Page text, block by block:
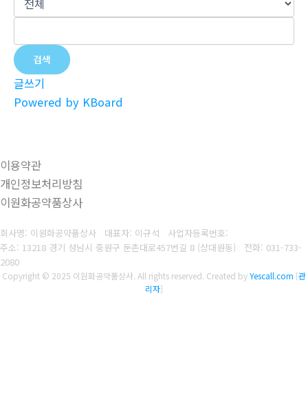
검색
글쓰기
Powered by KBoard
이용약관
개인정보처리방침
이원화공약품상사
회사명: 이원화공약품상사 대표자: 이규석 사업자등록번호:
주소: 13218 경기 성남시 중원구 둔촌대로457번길 8 (상대원동) 전화: 031-733-
2080
Copyright © 2025 이원화공약품상사. All rights reserved. Created byYescall.com [관
리자]